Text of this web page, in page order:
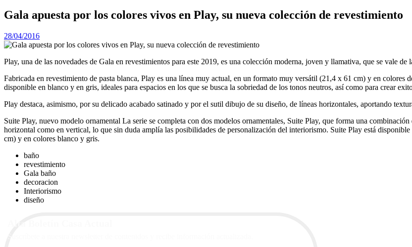
Gala apuesta por los colores vivos en Play, su nueva colección de revestimiento
28/04/2016
Play, una de las novedades de Gala en revestimientos para este 2019, es una colección moderna, joven y llamativa, que se vale
Fabricada en revestimiento de pasta blanca, Play es una línea muy actual, en un formato muy versátil (21,4 x 61 cm) y en colores
disponible en blanco y en gris, ideales para espacios en los que se busca la sobriedad de los tonos neutros, así como para crear
Play destaca, asimismo, por su delicado acabado satinado y por el sutil dibujo de su diseño, de líneas horizontales, aportando
Suite Play, nuevo modelo ornamental La serie se completa con dos modelos ornamentales, Suite Play, que forma una
horizontal como en vertical, lo que sin duda amplía las posibilidades de personalización del interiorismo. Suite Play está
cm) y en colores blanco y gris.
baño
revestimiento
Gala baño
decoracion
Interiorismo
diseño